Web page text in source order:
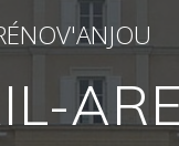
Passer
au